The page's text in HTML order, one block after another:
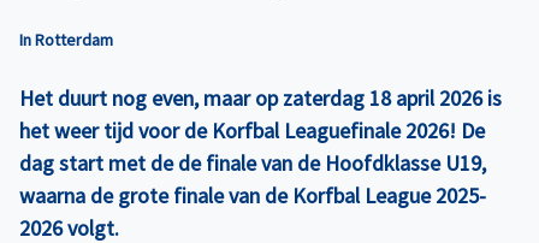
In Rotterdam
Het duurt nog even, maar op zaterdag 18 april 2026 is
het weer tijd voor de Korfbal Leaguefinale 2026! De
dag start met de de finale van de Hoofdklasse U19,
waarna de grote finale van de Korfbal League 2025-
2026 volgt.